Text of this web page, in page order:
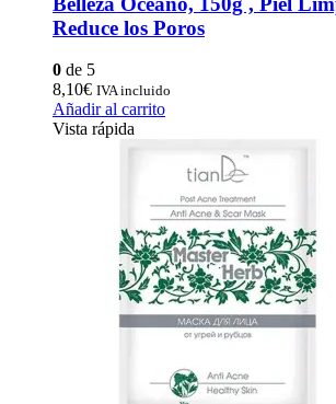
Reduce los Poros
0 de 5
8,10€ IVA incluido
Añadir al carrito
Vista rápida